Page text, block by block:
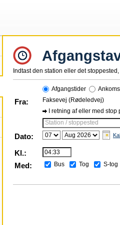
Indtast den station eller det
Afgangstider
Fra:
Faksevej (Rødeledvej)
I retning af eller med stop
Station / stoppested
Dato:
Kl.:
Med:
Bus Tog S-tog